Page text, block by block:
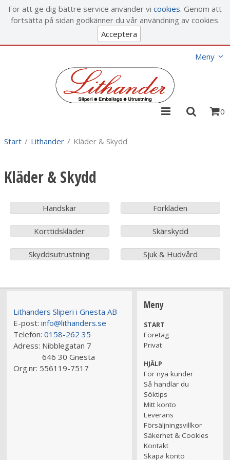
För att ge dig bättre service använder vi cookies. Genom att
fortsätta på sidan godkänner du vår användning av cookies.
Acceptera
Meny
0
Start / Lithander / Kläder & Skydd
Kläder & Skydd
Handskar Förkläden
Korttidskläder Skärskydd
Skyddsutrustning Sjuk & Hudvård
Lithanders Sliperi i Gnesta AB
E-post: info@lithanders.se
Telefon: 0158-262 35
Adress: Nibblegatan 7
646 30 Gnesta
Org.nr: 556119-7517
Meny
START
Företag
Privat
HJÄLP
För nya kunder
Så handlar du
Söktips
Mitt konto
Leverans
Försäljningsvillkor
Säkerhet & Cookies
Kontakt
Skapa konto
Visa varukorgen Till kassan